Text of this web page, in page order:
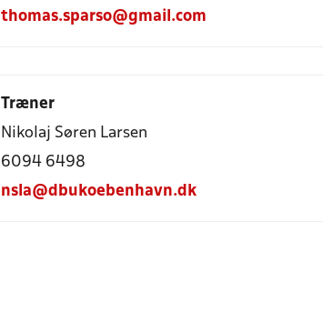
thomas.sparso@gmail.com
Træner
Nikolaj Søren Larsen
6094 6498
nsla@dbukoebenhavn.dk